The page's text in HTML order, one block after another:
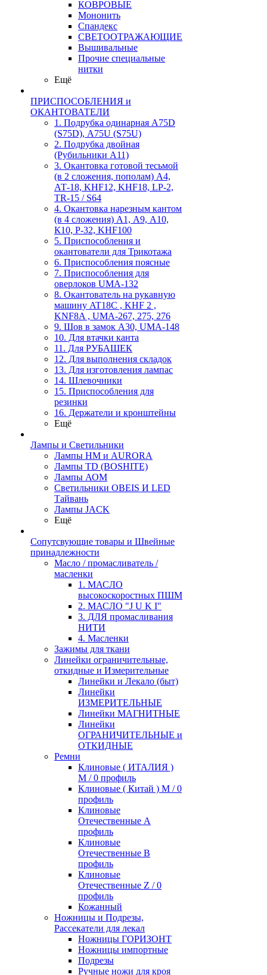
КОВРОВЫЕ
Мононить
Спандекс
СВЕТООТРАЖАЮЩИЕ
Вышивальные
Прочие специальные
нитки
Ещё
ПРИСПОСОБЛЕНИЯ и
ОКАНТОВАТЕЛИ
1. Подрубка одинарная А75D
(S75D), А75U (S75U)
2. Подрубка двойная
(Рубильники А11)
3. Окантовка готовой тесьмой
(в 2 сложения, пополам) А4,
АТ-18, KHF12, KHF18, LP-2,
TR-15 / S64
4. Окантовка нарезным кантом
(в 4 сложения) А1, А9, А10,
К10, Р-32, KHF100
5. Приспособления и
окантователи для Трикотажа
6. Приспособления поясные
7. Приспособления для
оверлоков UMA-132
8. Окантователь на рукавную
машину AT18C , KHF 2 ,
KNF8A , UMA-267, 275, 276
9. Шов в замок А30, UMA-148
10. Для втачки канта
11. Для РУБАШЕК
12. Для выполнения складок
13. Для изготовления лампас
14. Шлевочники
15. Приспособления для
резинки
16. Держатели и кронштейны
Ещё
Лампы и Светильники
Лампы HM и AURORA
Лампы TD (BOSHITE)
Лампы АОМ
Светильники OBEIS И LED
Тайвань
Лампы JACK
Ещё
Сопутсвующие товары и Швейные
принадлежности
Масло / промасливатель /
масленки
1. МАСЛО
высокоскоростных ПШМ
2. МАСЛО "J U K I"
3. ДЛЯ промасливания
НИТИ
4. Масленки
Зажимы для ткани
Линейки ограничительные,
откидные и Измерительные
Линейки и Лекало (быт)
Линейки
ИЗМЕРИТЕЛЬНЫЕ
Линейки МАГНИТНЫЕ
Линейки
ОГРАНИЧИТЕЛЬНЫЕ и
ОТКИДНЫЕ
Ремни
Клиновые ( ИТАЛИЯ )
М / 0 профиль
Клиновые ( Китай ) М / 0
профиль
Клиновые
Отечественные А
профиль
Клиновые
Отечественные В
профиль
Клиновые
Отечественные Z / 0
профиль
Кожанный
Ножницы и Подрезы,
Рассекатели для лекал
Ножницы ГОРИЗОНТ
Ножницы импортные
Подрезы
Ручные ножи для кроя